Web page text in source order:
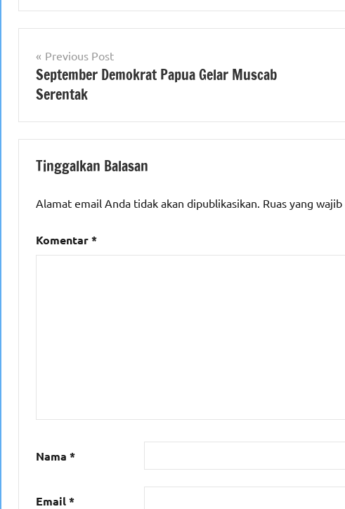
Navigasi
pos
Previous Post
September Demokrat Papua Gelar Muscab
Serentak
Tinggalkan Balasan
Alamat email Anda tidak akan dipublikasikan. Ruas yang
Komentar*
Nama *
Email*